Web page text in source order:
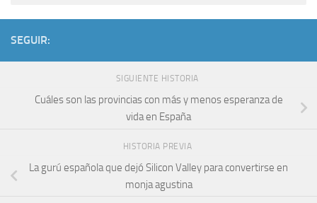
SEGUIR:
SIGUIENTE HISTORIA
Cuáles son las provincias con más y menos esperanza de
vida en España
HISTORIA PREVIA
La gurú española que dejó Silicon Valley para convertirse en
monja agustina